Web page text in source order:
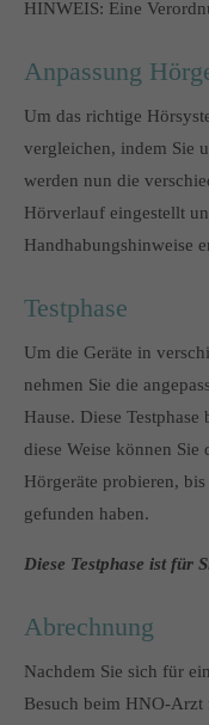
HINWEIS: Eine
Anpassung
Um das richtige
vergleichen, indem Sie
werden nun die
Hörverlauf eingestellt
Handhabungshinweise
Testphase
Um die Geräte in
nehmen Sie die
Hause. Diese
diese Weise können Sie
Hörgeräte probieren,
gefunden haben.
Diese Testphase ist für
Abrechnung
Nachdem Sie sich für
Besuch beim HNO-